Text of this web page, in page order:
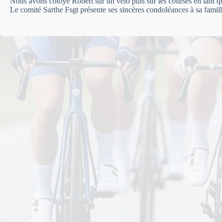
Le comité Sarthe Fsgt présente ses sincères condoléances à sa